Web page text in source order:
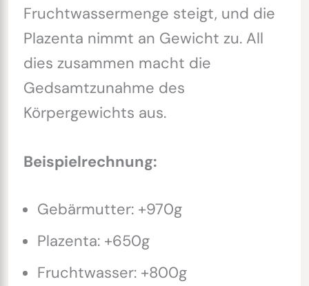
Fruchtwassermenge steigt, und die
Plazenta nimmt an Gewicht zu. All
dies zusammen macht die
Gedsamtzunahme des
Körpergewichts aus.
Beispielrechnung:
Gebärmutter: +970g
Plazenta: +650g
Fruchtwasser: +800g